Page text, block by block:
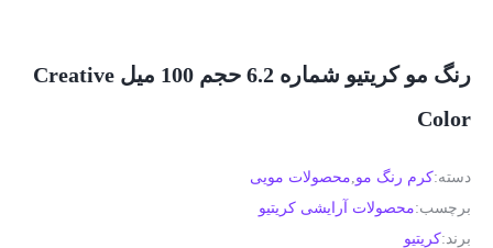
رنگ مو کریتیو شماره 6.2 حجم 100 میل Creative
Color
دسته:کرم رنگ مو,محصولات مویی
برچسب:محصولات آرایشی کریتیو
برند:کریتیو